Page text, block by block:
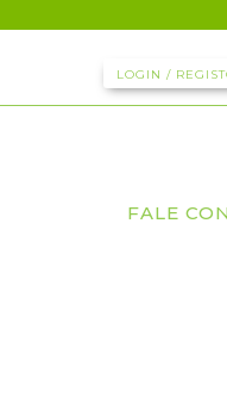
LOGIN /
FALE